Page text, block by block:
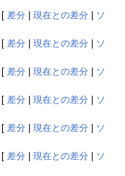
[ 差分 現在との差分
ソ
[ 差分 現在との差分
ソ
[ 差分 現在との差分
ソ
[ 差分 現在との差分
ソ
[ 差分 現在との差分
ソ
[ 差分 現在との差分
ソ